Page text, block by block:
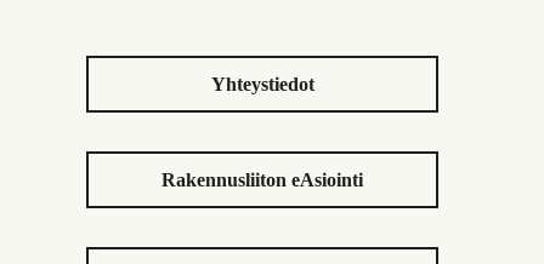
Yhteystiedot
Rakennusliiton eAsiointi